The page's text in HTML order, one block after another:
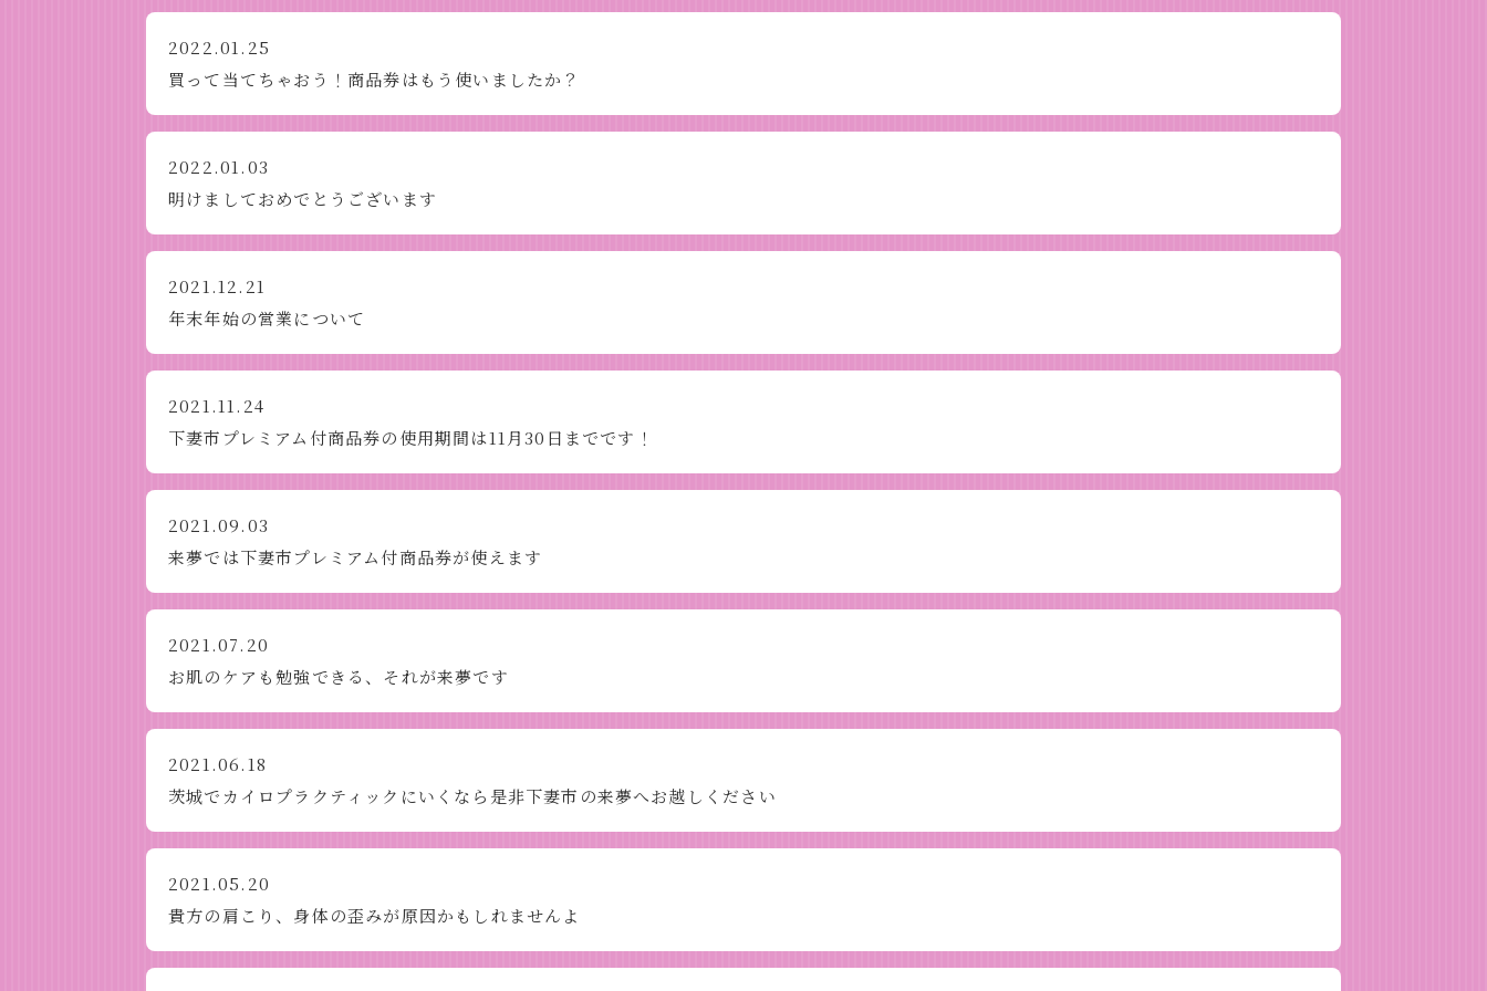
2022.01.25
買って当てちゃおう！商品券はもう使いましたか？
2022.01.03
明けましておめでとうございます
2021.12.21
年末年始の営業について
2021.11.24
下妻市プレミアム付商品券の使用期間は11月30日までです！
2021.09.03
来夢では下妻市プレミアム付商品券が使えます
2021.07.20
お肌のケアも勉強できる、それが来夢です
2021.06.18
茨城でカイロプラクティックにいくなら是非下妻市の来夢へお越しください
2021.05.20
貴方の肩こり、身体の歪みが原因かもしれませんよ